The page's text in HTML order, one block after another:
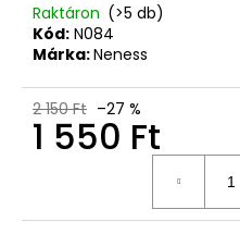
Raktáron (>5 db)
Kód: N084
Márka:Neness
2 150 Ft –27 %
1 550 Ft